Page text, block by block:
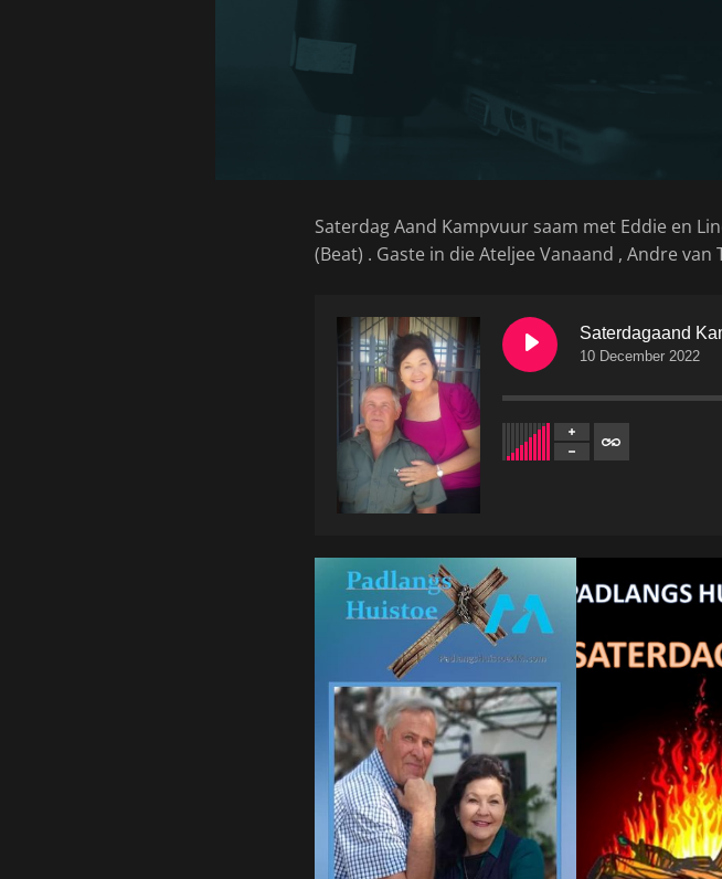
Saterdag Aand Kampvuur saam met Eddie en
(Beat) . Gaste in die Ateljee Vanaand , Andre
Saterdagaand
10 December 2022